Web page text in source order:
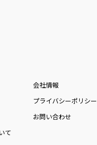
て
会社情報
プライバシーポリシー
お問い合わせ